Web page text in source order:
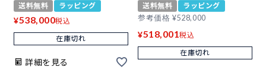
送料無料 ラッピング
¥538,000税込
在庫切れ
詳細を見る
送料無料
ラッピング
参考価格 ¥528,000
¥518,001税込
在庫切れ